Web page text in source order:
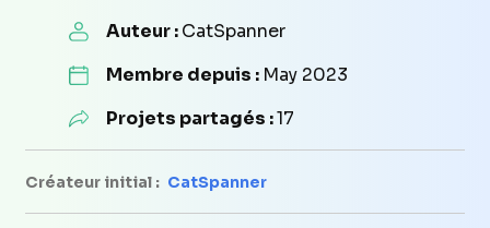
Auteur :CatSpanner
Membre depuis : May 2023
Projets partagés :17
Créateur initial : CatSpanner